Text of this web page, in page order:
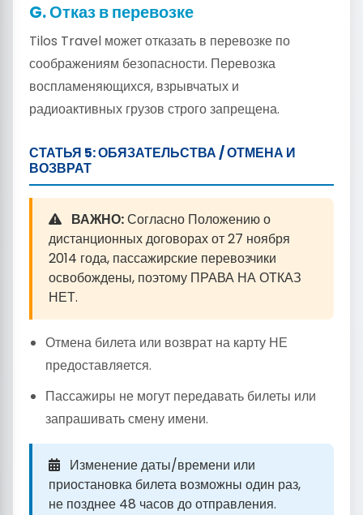
G. Отказ в перевозке
Tilos Travel может отказать в перевозке по
соображениям безопасности. Перевозка
воспламеняющихся, взрывчатых и
радиоактивных грузов строго запрещена.
СТАТЬЯ 5: ОБЯЗАТЕЛЬСТВА / ОТМЕНА И
ВОЗВРАТ
ВАЖНО:Согласно Положению о
дистанционных договорах от 27 ноября
2014 года, пассажирские перевозчики
освобождены, поэтому ПРАВА НА ОТКАЗ
НЕТ.
Отмена билета или возврат на карту НЕ
предоставляется.
Пассажиры не могут передавать билеты или
запрашивать смену имени.
Изменение даты/времени или
приостановка билета возможны один раз,
не позднее 48 часов до отправления.